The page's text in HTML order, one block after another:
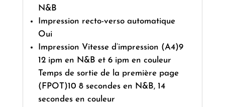
N&B
Impression recto-verso automatique
Oui
Impression Vitesse d’impression (A4)9
12 ipm en N&B et 6 ipm en couleur
Temps de sortie de la première page
(FPOT)10 8 secondes en N&B, 14
secondes en couleur